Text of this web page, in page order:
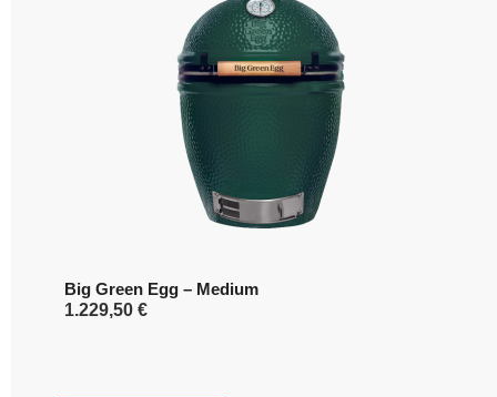
Big Green Egg – Medium
1.229,50 €